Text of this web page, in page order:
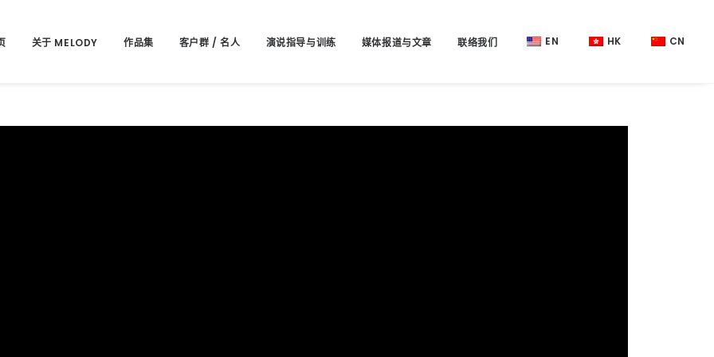
关于 MELODY 作品集 客户群 / 名人 演说指导与训练 媒体报道与文章 联络我们 EN HK CN